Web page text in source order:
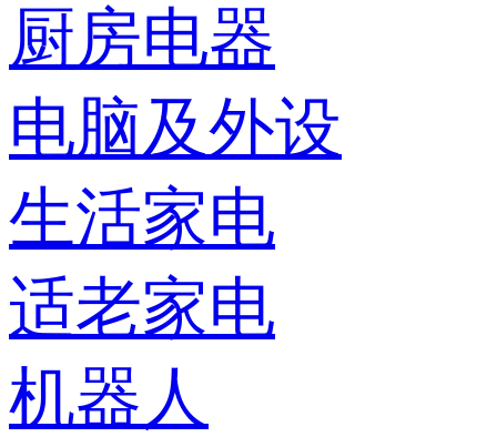
厨房电器
电脑及外设
生活家电
适老家电
机器人